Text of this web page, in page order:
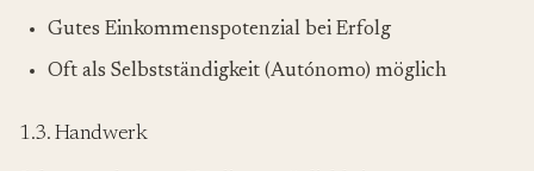
Gutes Einkommenspotenzial bei Erfolg
Oft als Selbstständigkeit (Autónomo) möglich
1.3. Handwerk